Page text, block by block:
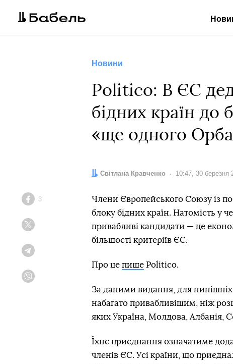
Новини
Politico: В ЄС
бідних країн до
«ще одного
Автор:
Світлана Кравченко Дата:
10:47, 30 березня
Facebook
3
Члени Європейського Союзу із
блоку бідних країн. Натомість у
привабливі кандидати — це
більшості критеріїв ЄС.
Про це пише Politico.
За даними видання, для нинішніх
набагато привабливішим, ніж
яких Україна, Молдова, Албанія,
Їхнє приєднання означатиме
членів ЄС. Усі країни, що